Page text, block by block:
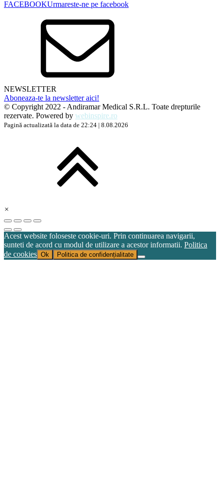
FACEBOOKUrmareste-ne pe facebook
NEWSLETTER
Aboneaza-te la newsletter aici!
© Copyright 2022 - Andiramar Medical S.R.L. Toate drepturile
rezervate. Powered by webinspire.ro
Pagină actualizată la data de 22:24 | 8.08.2026
×
Acest website foloseste cookie-uri. Prin continuarea navigarii,
sunteti de acord cu modul de utilizare a acestor informatii. Politica
de cookies Ok Politica de confidențialitate